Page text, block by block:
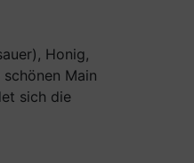
Honig,
Main
sich die